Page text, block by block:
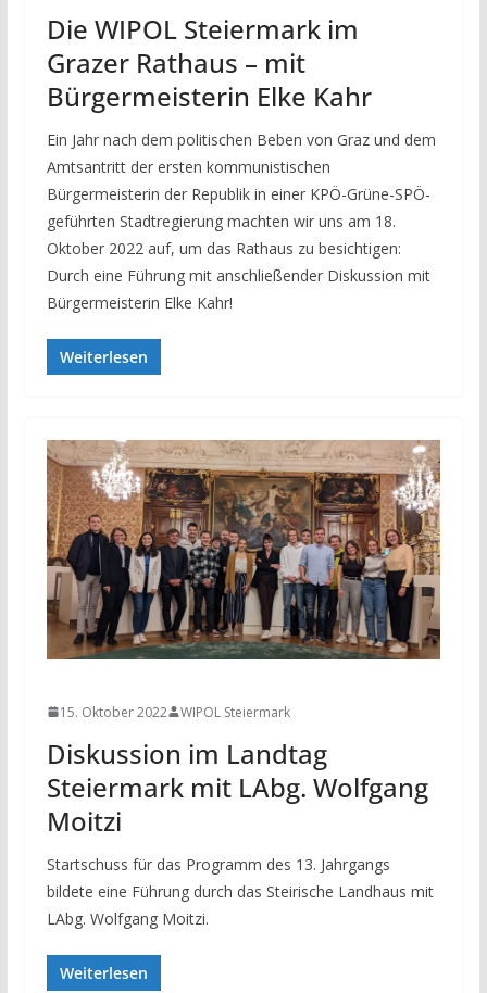
Die WIPOL Steiermark im
Grazer Rathaus – mit
Bürgermeisterin Elke Kahr
Ein Jahr nach dem politischen Beben von Graz und dem
Amtsantritt der ersten kommunistischen
Bürgermeisterin der Republik in einer KPÖ-Grüne-SPÖ-
geführten Stadtregierung machten wir uns am 18.
Oktober 2022 auf, um das Rathaus zu besichtigen:
Durch eine Führung mit anschließender Diskussion mit
Bürgermeisterin Elke Kahr!
Weiterlesen
15. Oktober 2022 WIPOL Steiermark
Diskussion im Landtag
Steiermark mit LAbg. Wolfgang
Moitzi
Startschuss für das Programm des 13. Jahrgangs
bildete eine Führung durch das Steirische Landhaus mit
LAbg. Wolfgang Moitzi.
Weiterlesen